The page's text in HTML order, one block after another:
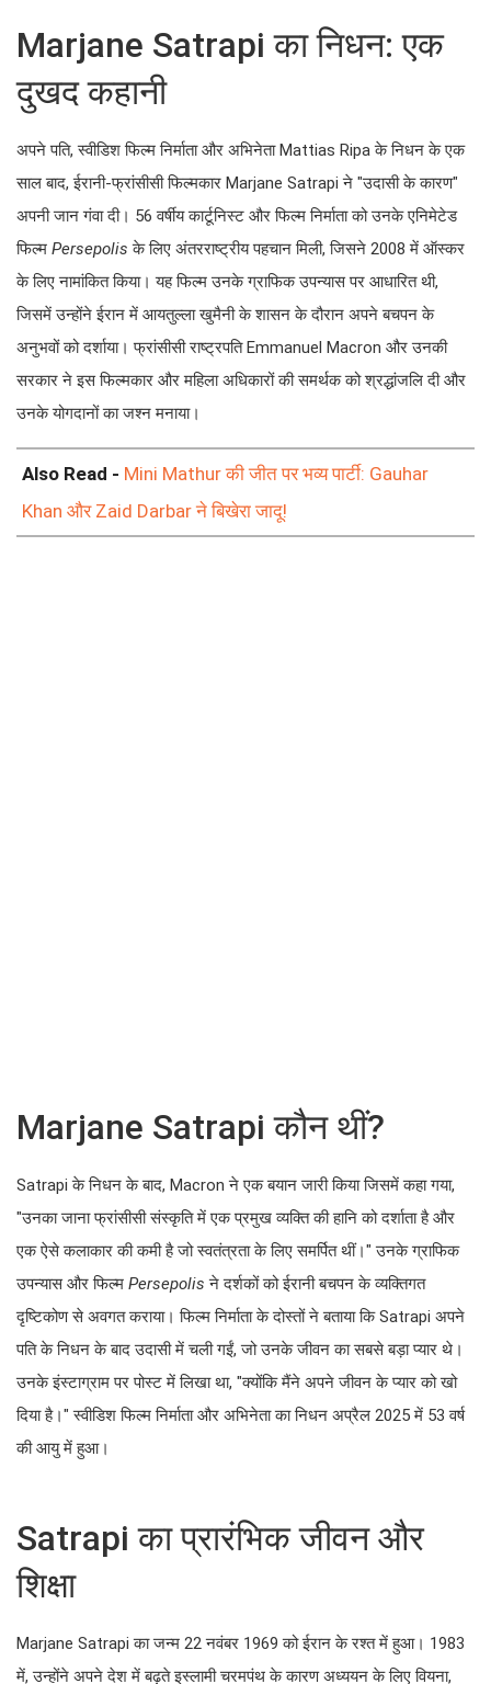
Marjane Satrapi का निधन: एक
दुखद कहानी
अपने पति, स्वीडिश फिल्म निर्माता और अभिनेता Mattias Ripa के निधन के एक
साल बाद, ईरानी-फ्रांसीसी फिल्मकार Marjane Satrapi ने "उदासी के कारण"
अपनी जान गंवा दी। 56 वर्षीय कार्टूनिस्ट और फिल्म निर्माता को उनके एनिमेटेड
फिल्म Persepolis के लिए अंतरराष्ट्रीय पहचान मिली, जिसने 2008 में ऑस्कर
के लिए नामांकित किया। यह फिल्म उनके ग्राफिक उपन्यास पर आधारित थी,
जिसमें उन्होंने ईरान में आयतुल्ला खुमैनी के शासन के दौरान अपने बचपन के
अनुभवों को दर्शाया। फ्रांसीसी राष्ट्रपति Emmanuel Macron और उनकी
सरकार ने इस फिल्मकार और महिला अधिकारों की समर्थक को श्रद्धांजलि दी और
उनके योगदानों का जश्न मनाया।
Also Read - Mini Mathur की जीत पर भव्य पार्टी: Gauhar
Khan और Zaid Darbar ने बिखेरा जादू!
Marjane Satrapi कौन थीं?
Satrapi के निधन के बाद, Macron ने एक बयान जारी किया जिसमें कहा गया,
"उनका जाना फ्रांसीसी संस्कृति में एक प्रमुख व्यक्ति की हानि को दर्शाता है और
एक ऐसे कलाकार की कमी है जो स्वतंत्रता के लिए समर्पित थीं।" उनके ग्राफिक
उपन्यास और फिल्म Persepolis ने दर्शकों को ईरानी बचपन के व्यक्तिगत
दृष्टिकोण से अवगत कराया। फिल्म निर्माता के दोस्तों ने बताया कि Satrapi अपने
पति के निधन के बाद उदासी में चली गईं, जो उनके जीवन का सबसे बड़ा प्यार थे।
उनके इंस्टाग्राम पर पोस्ट में लिखा था, "क्योंकि मैंने अपने जीवन के प्यार को खो
दिया है।" स्वीडिश फिल्म निर्माता और अभिनेता का निधन अप्रैल 2025 में 53 वर्ष
की आयु में हुआ।
Satrapi का प्रारंभिक जीवन और
शिक्षा
Marjane Satrapi का जन्म 22 नवंबर 1969 को ईरान के रश्त में हुआ। 1983
में, उन्होंने अपने देश में बढ़ते इस्लामी चरमपंथ के कारण अध्ययन के लिए वियना,